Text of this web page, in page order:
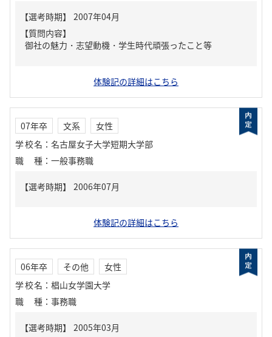
【質問内容】
御社の魅力・志望動機・学生時代頑張ったこと等
体験記の詳細はこちら
07年卒 文系
女性
学校名 ： 名古屋女子大学短期大学部
職種 ： 一般事務職
体験記の詳細はこちら
06年卒 その他
女性
学校名 ： 椙山女学園大学
職種 ： 事務職